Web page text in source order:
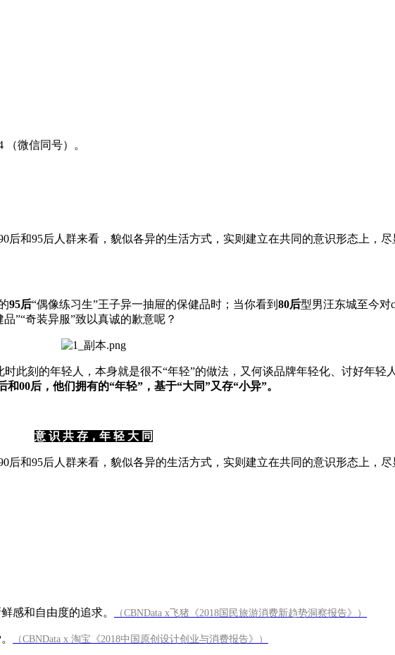
微信同号）。
和95后人群来看，貌似各异的生活方式，实则建立在共同的意识形态上，尽
95后“偶像练习生”王子异一抽屉的保健品时；当你看到 80后型男汪东城至今对
”“奇装异服”致以真诚的歉意呢？
此刻的年轻人，本身就是很不“年轻”的做法，又何谈品牌年轻化、讨好年轻
和00后，他们拥有的“年轻”，基于“大同”又存“小异”。
意 识 共 存，年 轻 大 同
和95后人群来看，貌似各异的生活方式，实则建立在共同的意识形态上，尽
感和自由度的追求。 （CBNData x飞猪《2018国民旅游消费新趋势洞察报告》）
（CBNData x 淘宝《2018中国原创设计创业与消费报告》）